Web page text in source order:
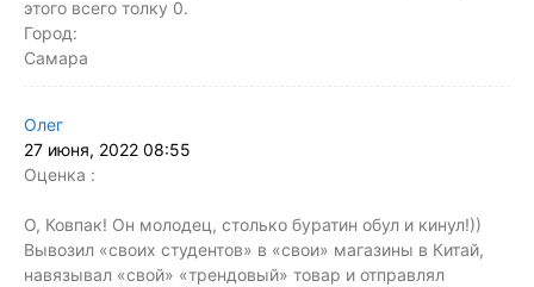
этого всего толку 0.
Город:
Самара
Олег
27 июня, 2022 08:55
Оценка :
О, Ковпак! Он молодец, столько буратин обул и кинул!))
Вывозил «своих студентов» в «свои» магазины в Китай,
навязывал «свой» «трендовый» товар и отправлял